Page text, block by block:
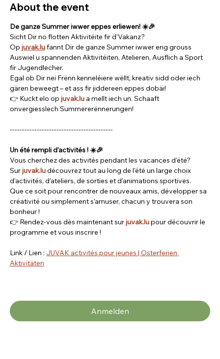
About the event
De ganze Summer iwwer eppes erliewen! ☀️🎉
Sicht Dir no flotten Aktivitéite fir d'Vakanz?
Op juvak.lufannt Dir de ganze Summer iwwer eng grouss
Auswiel u spannenden Aktivitéiten, Atelieren, Ausflich a Sport
fir Jugendlecher.
Egal ob Dir nei Frënn kenneléiere wëllt, kreativ sidd oder iech
gären beweegt – et ass fir jiddereen eppes dobäi!
👉 Kuckt elo op juvak.lu a mellt iech un. Schaaft
onvergiesslech Summererënnerungen!
------------------------------------------
Un été rempli d'activités ! ☀️🎉
Vous cherchez des activités pendant les vacances d'été?
Sur juvak.lu découvrez tout au long de l'été un large choix
d'activités, d'ateliers, de sorties et d'animations sportives.
Que ce soit pour rencontrer de nouveaux amis, développer sa
créativité ou simplement s'amuser, chacun y trouvera son
bonheur !
👉 Rendez-vous dès maintenant sur juvak.lu pour découvrir le
programme et vous inscrire !
Link / Lien : JUVAK activités pour jeunes | Osterferien
Aktivitäten
Anmelden